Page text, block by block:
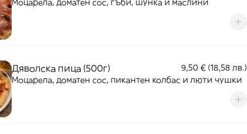
Моцарела, доматен сос, гъби, шунка и маслини
Дяволска пица (500г)
9,50 € (18,58 лв.)
Моцарела, доматен сос, пикантен колбас и люти чушки